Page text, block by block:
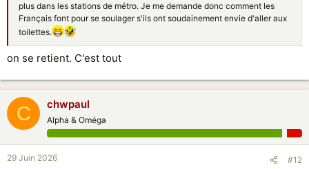
plus dans les stations de métro. Je me demande donc comment les
Français font pour se soulager s'ils ont soudainement envie d'aller aux
toilettes.
on se retient. C'est tout
C chwpaul
Alpha & Oméga
29 Juin 2026 #12